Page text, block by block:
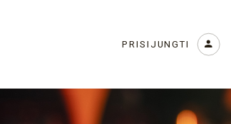
PRISIJUNGTI